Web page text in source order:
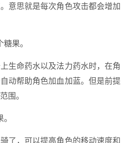
意思就是每次角色攻击都会增加
果。
生命药水以及法力药水时，在角
动帮助角色加血加蓝。但是前提
围。
了，可以提高角色的移动速度和